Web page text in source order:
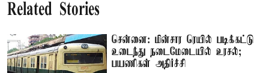
Related Stories
சென்னை: மின்சார ரெயில் படிக்கட்டு
உடைந்து நடைமேடையில் உரசல்;
பயணிகள் அதிர்ச்சி